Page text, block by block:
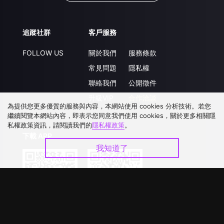
追蹤社群
FOLLOW US
客戶服務
關於我們
常見問題
聯絡我們
服務條款
隱私權
公開徵件
為提供您更多優質的服務與內容，本網站使用 cookies 分析技術。若您
繼續閱覽本網站內容，即表示您同意我們使用 cookies，關於更多相關隱
私權政策資訊，請閱讀我們的隱私權政策。
我知道了